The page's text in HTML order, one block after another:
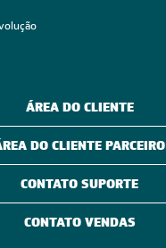
ÁREA DO CLIENTE
DO CLIENTE PARCEIRO
CONTATO SUPORTE
CONTATO VENDAS